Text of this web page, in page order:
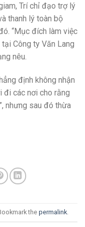
Trí chỉ đạo trợ lý
thanh lý toàn bộ
“Mục đích làm việc
Công ty Văn Lang
nêu.
định không nhận
đi các nơi cho rằng
nhưng sau đó thừa
the permalink